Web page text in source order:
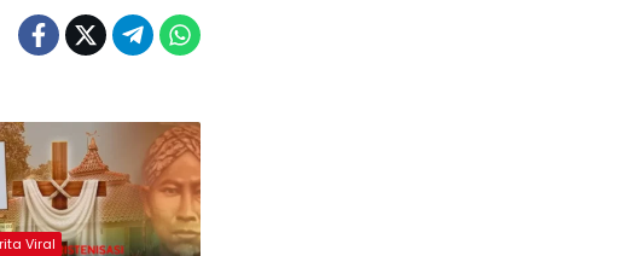
Viral